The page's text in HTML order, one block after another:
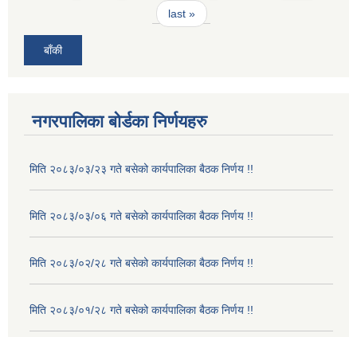
last »
बाँकी
नगरपालिका बोर्डका निर्णयहरु
मिति २०८३/०३/२३ गते बसेको कार्यपालिका बैठक निर्णय !!
मिति २०८३/०३/०६ गते बसेको कार्यपालिका बैठक निर्णय !!
मिति २०८३/०२/२८ गते बसेको कार्यपालिका बैठक निर्णय !!
मिति २०८३/०१/२८ गते बसेको कार्यपालिका बैठक निर्णय !!